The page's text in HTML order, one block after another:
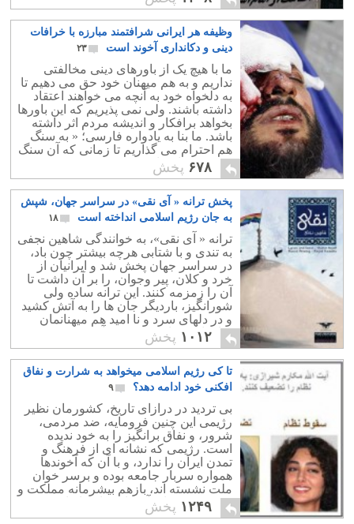
وظیفه هر ایرانی شرافتمند مبارزه با خرافات
دینی و دکانداری آخوند است
۲۳
ما با هیچ یک از باورهای دینی مخالفتی
نداریم و به هم میهنان خود حق می دهیم تا
به دلخواه خود به آنچه می خواهند اعتقاد
داشته باشند. ولی نمی پذیریم که این باورها
بخواهد برافکار و اندیشه مردم اثر داشته
باشد. ما بنا به یادواره فارسی؛ « به سنگ
هم احترام می گذاریم تا زمانی که آن سنگ
به سوی ما نشانه نرود».
۶۷۸ پخش
پخش ترانه « آی نقی» در سراسر جهان، شپش
به جان رژیم اسلامی انداخته است
۱۸
ترانه « آی نقی»، به خوانندگی شاهین نجفی
به تندی و با شتابی هرچه بیشتر چون باد،
در سراسر جهان پخش شد و ایرانیان از
خرد و کلان، پیر وجوان، را بر آن داشت تا
آن را زمزمه کنند. این ترانه ساده ولی
شورانگیز، باردیگر جان ها را به آتش کشید
و در دلهای سرد و نا امید هم میهنانمان
شادمانی، و امید به وجود آورد.
۱۰۱۲ پخش
تا کی رژیم اسلامی میخواهد به شرارت و نفاق
افکنی خود ادامه دهد؟
۹
بی تردید در درازای تاریخ، کشورمان نظیر
رژیمی این چنین فرومایه، ضد مردمی،
شرور، و نفاق برانگیز را به خود ندیده
است. رژیمی که نشانه ای از فرهنگ و
تمدن ایران را ندارد، و با آن که آخوندها
همواره سربار جامعه بوده و برسر خوان
ملت نشسته اند، بازهم بیشرمانه مملکت و
همه هستی های آن را در پای تازیان می
ریزند.
۱۲۴۹ پخش